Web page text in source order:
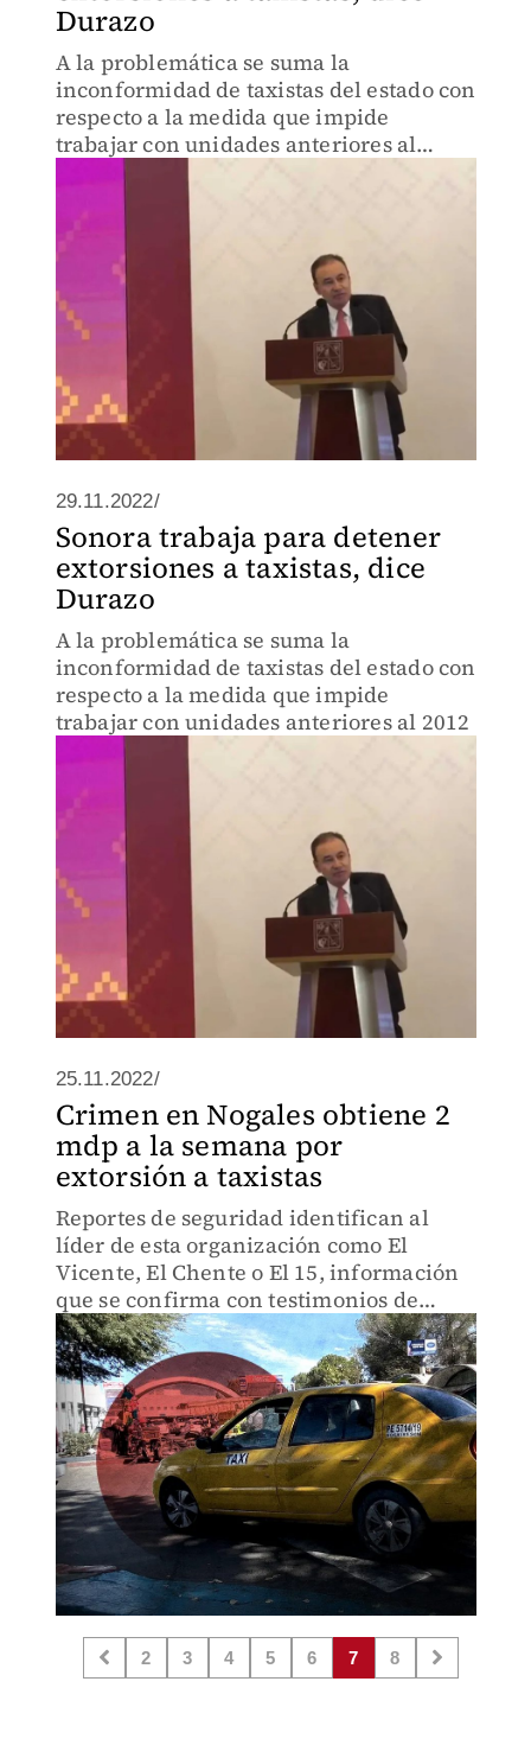
Durazo
A la problemática se suma la
inconformidad de taxistas del estado con
respecto a la medida que impide
trabajar con unidades anteriores al
29.11.2022/
Sonora trabaja para detener
extorsiones a taxistas, dice
Durazo
A la problemática se suma la
inconformidad de taxistas del estado con
respecto a la medida que impide
trabajar con unidades anteriores al 2012
25.11.2022/
Crimen en Nogales obtiene 2
mdp a la semana por
extorsión a taxistas
Reportes de seguridad identifican al
líder de esta organización como El
Vicente, El Chente o El 15, información
que se confirma con testimonios de
transportistas.
2 3 4 5 6 7 8